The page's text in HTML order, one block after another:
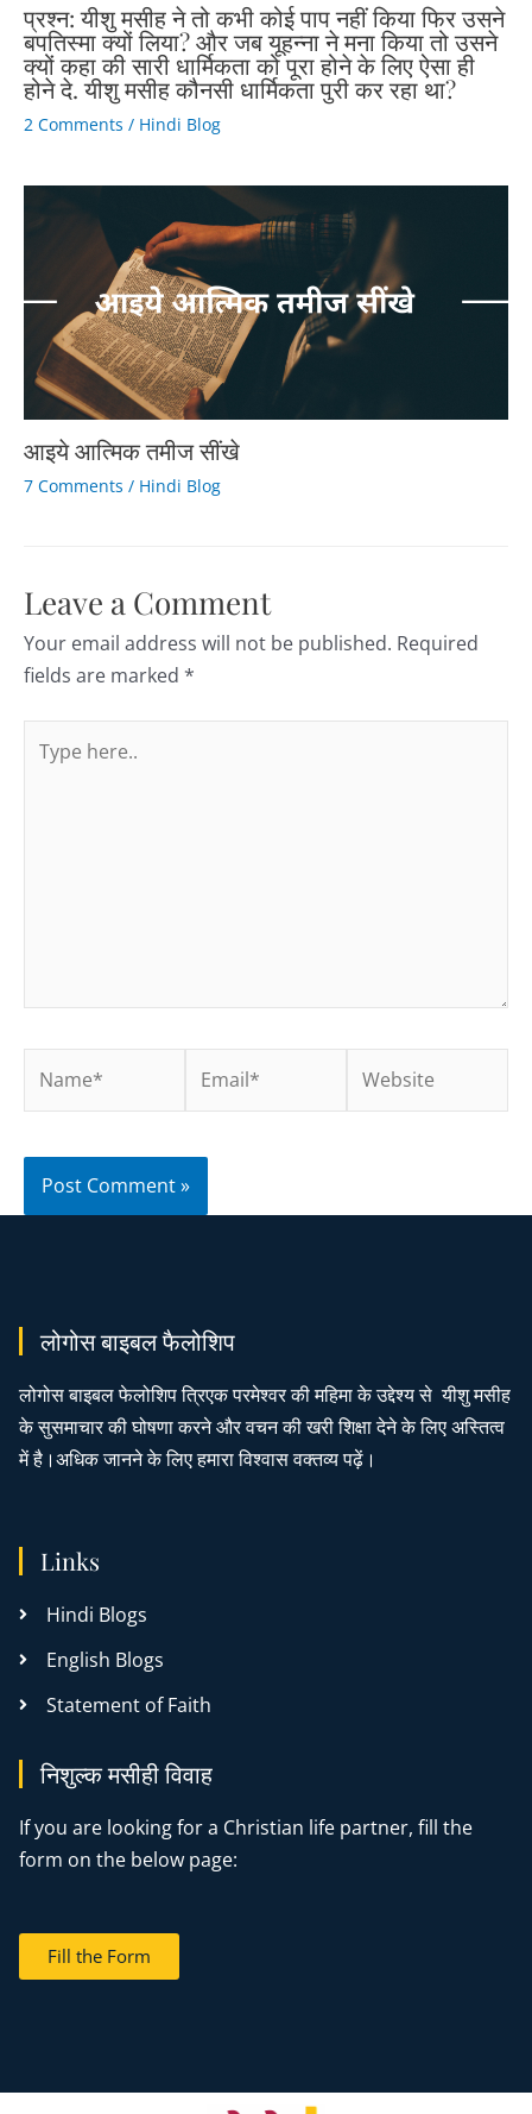
प्रश्न: यीशु मसीह ने तो कभी कोई पाप नहीं किया फिर उसने
बपतिस्मा क्यों लिया? और जब यूहन्ना ने मना किया तो उसने
क्यों कहा की सारी धार्मिकता को पूरा होने के लिए ऐसा ही
होने दे. यीशु मसीह कौनसी धार्मिकता पुरी कर रहा था?
2 Comments / Hindi Blog
आइये आत्मिक तमीज सींखे
7 Comments / Hindi Blog
Leave a Comment
Your email address will not be published. Required
fields are marked *
लोगोस बाइबल फैलोशिप
लोगोस बाइबल फेलोशिप त्रिएक परमेश्वर की महिमा के उद्देश्य से यीशु मसीह
के सुसमाचार की घोषणा करने और वचन की खरी शिक्षा देने के लिए अस्तित्व
में है।अधिक जानने के लिए हमारा विश्वास वक्तव्य पढ़ें।
Links
Hindi Blogs
English Blogs
Statement of Faith
निशुल्क मसीही विवाह
If you are looking for a Christian life partner, fill the
form on the below page:
Fill the Form